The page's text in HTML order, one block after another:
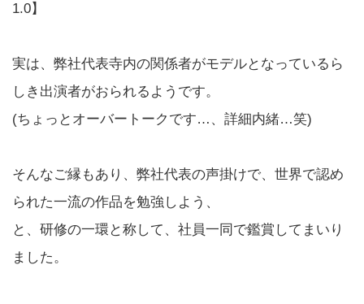
1.0】
実は、弊社代表寺内の関係者がモデルとなっているら
しき出演者がおられるようです。
(ちょっとオーバートークです…、詳細内緒…笑)
そんなご縁もあり、弊社代表の声掛けで、世界で認め
られた一流の作品を勉強しよう、
と、研修の一環と称して、社員一同で鑑賞してまいり
ました。